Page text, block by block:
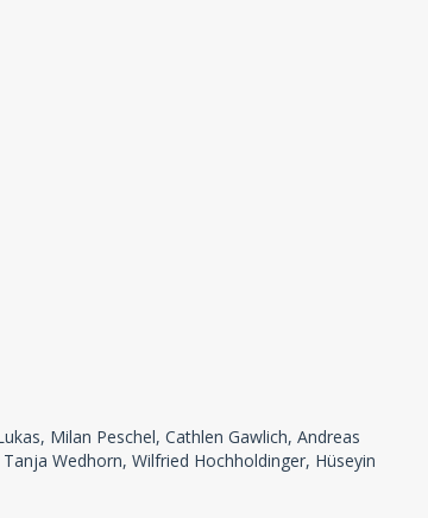
Milan Peschel, Cathlen Gawlich, Andreas
Wedhorn, Wilfried Hochholdinger, Hüseyin